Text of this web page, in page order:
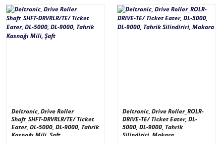
Deltronic, Drive Roller
Shaft_SHFT-DRVRLR/TE/ Ticket
Eater, DL-5000, DL-9000, Tahrik
Kasnağı Mili, Şaft
Deltronic, Drive Roller_ROLR-
DRIVE-TE/ Ticket Eater, DL-
5000, DL-9000, Tahrik
Silindiriri, Makara